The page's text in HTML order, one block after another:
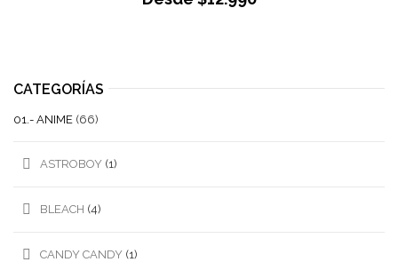
CATEGORÍAS
01.- ANIME (66)
ASTROBOY (1)
BLEACH (4)
CANDY CANDY (1)